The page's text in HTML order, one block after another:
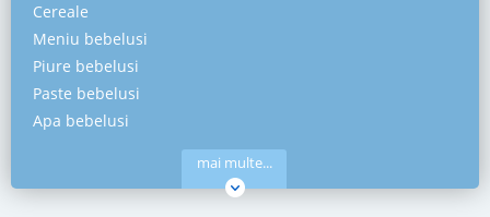
Cereale
Meniu bebelusi
Piure bebelusi
Paste bebelusi
Apa bebelusi
mai multe...